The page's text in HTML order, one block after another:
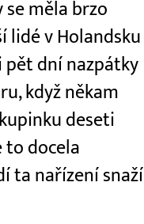
se měla brzo
lidé v Holandsku
pět dní nazpátky
když někam
deseti
to docela
ta nařízení snaží